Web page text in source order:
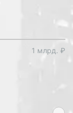
1 млрд. ₽